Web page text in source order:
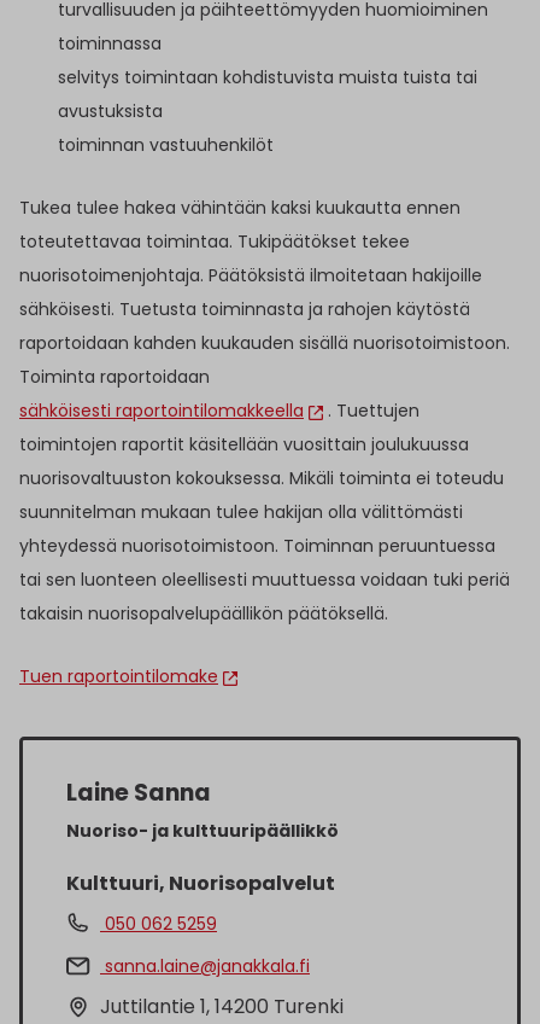
turvallisuuden ja päihteettömyyden huomioiminen
toiminnassa
selvitys toimintaan kohdistuvista muista tuista tai
avustuksista
toiminnan vastuuhenkilöt
Tukea tulee hakea vähintään kaksi kuukautta ennen
toteutettavaa toimintaa. Tukipäätökset tekee
nuorisotoimenjohtaja. Päätöksistä ilmoitetaan hakijoille
sähköisesti. Tuetusta toiminnasta ja rahojen käytöstä
raportoidaan kahden kuukauden sisällä nuorisotoimistoon.
Toiminta raportoidaan
sähköisesti raportointilomakkeella
. Tuettujen
toimintojen raportit käsitellään vuosittain joulukuussa
nuorisovaltuuston kokouksessa. Mikäli toiminta ei toteudu
suunnitelman mukaan tulee hakijan olla välittömästi
yhteydessä nuorisotoimistoon. Toiminnan peruuntuessa
tai sen luonteen oleellisesti muuttuessa voidaan tuki periä
takaisin nuorisopalvelupäällikön päätöksellä.
Tuen raportointilomake
Laine Sanna
Nuoriso- ja kulttuuripäällikkö
Kulttuuri, Nuorisopalvelut
050 062 5259
sanna.laine@janakkala.fi
Juttilantie 1, 14200 Turenki